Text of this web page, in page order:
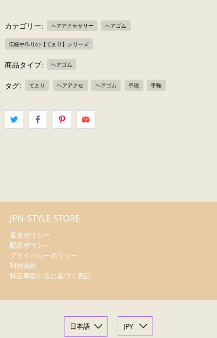
カテゴリー: ヘアアクセサリー ヘアゴム
伝統手作りの【てまり】シリーズ
商品タイプ: ヘアゴム
タグ: てまり ヘアアクセ ヘアゴム 手毬 手鞠
JPN-STYLE STORE
返金ポリシー
配送ポリシー
プライバシーポリシー
利用規約
特定商取引法に基づく表記